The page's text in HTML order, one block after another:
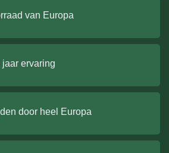
van Europa
jaar ervaring
door heel Europa